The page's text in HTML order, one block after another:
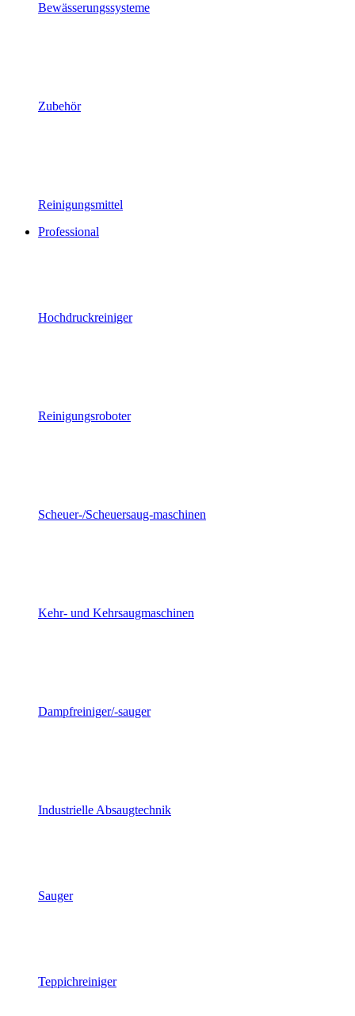
Bewässerungssysteme
Zubehör
Reinigungsmittel
Professional
Hochdruckreiniger
Reinigungsroboter
Scheuer-/Scheuersaug-maschinen
Kehr- und Kehrsaugmaschinen
Dampfreiniger/-sauger
Industrielle Absaugtechnik
Sauger
Teppichreiniger